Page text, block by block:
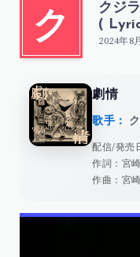
ク
クジ
(
2024年8
劇情
歌手：
配信/発売
作詞：宮
作曲：宮